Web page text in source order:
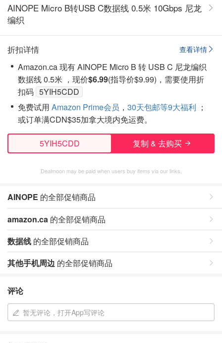
AINOPE Micro B转USB C数据线 0.5米 10Gbps 尼龙
编织
查看详情
折扣详情
Amazon.ca 现有 AINOPE Micro B 转 USB C 尼龙编织
数据线 0.5米 ，现价$6.99(指导价$9.99)，需要使用折
扣码 5YIH5CDD
免费试用 Amazon Prime会员 ， 30天包邮等9大福利 ；
或订单满CDN$35加拿大境内免运费。
5YIH5CDD 复制 & 去购买
Dealmoon may be paid when users buy items via our links.
AINOPE 的全部促销商品
amazon.ca 的全部促销商品
数据线 的全部促销商品
其他手机周边 的全部促销商品
评论
暂无评论，打开App写评论